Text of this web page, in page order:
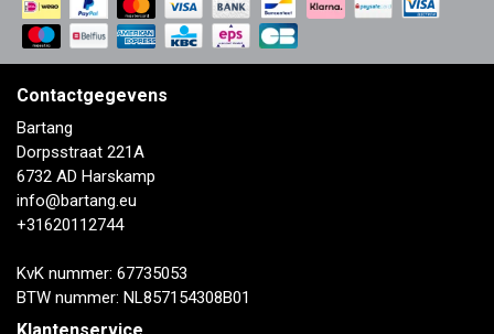
Contactgegevens
Bartang
Dorpsstraat 221A
6732 AD Harskamp
info@bartang.eu
+31620112744
KvK nummer: 67735053
BTW nummer: NL857154308B01